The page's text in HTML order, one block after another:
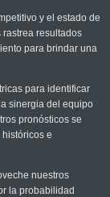
y el estado de
rastrea resultados
para brindar una
para identificar
sinergia del equipo
pronósticos se
e
nuestros
la probabilidad